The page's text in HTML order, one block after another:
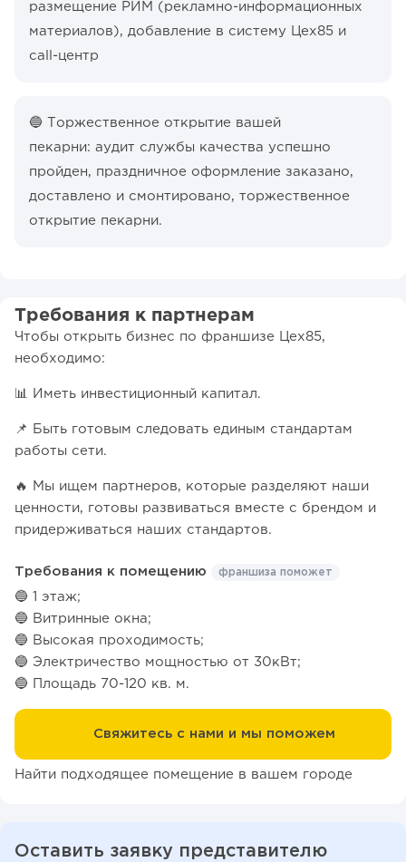
размещение РИМ (рекламно-информационных
материалов), добавление в систему Цех85 и
call-центр
🔵 Торжественное открытие вашей
пекарни: аудит службы качества успешно
пройден, праздничное оформление заказано,
доставлено и смонтировано, торжественное
открытие пекарни.
Требования к партнерам
Чтобы открыть бизнес по франшизе Цех85,
необходимо:
📊 Иметь инвестиционный капитал.
📌 Быть готовым следовать единым стандартам
работы сети.
🔥 Мы ищем партнеров, которые разделяют наши
ценности, готовы развиваться вместе с брендом и
придерживаться наших стандартов.
Требования к помещению франшиза поможет
🔵 1 этаж;
🔵 Витринные окна;
🔵 Высокая проходимость;
🔵 Электричество мощностью от 30кВт;
🔵 Площадь 70-120 кв. м.
Свяжитесь с нами и мы поможем
Найти подходящее помещение в вашем городе
Оставить заявку представителю